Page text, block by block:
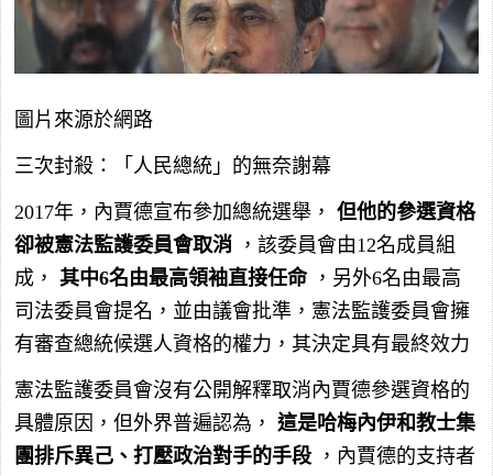
圖片來源於網路
三次封殺：「人民總統」的無奈謝幕
2017年，內賈德宣布參加總統選舉， 但他的參選資格
卻被憲法監護委員會取消
，該委員會由12名成員組
成， 其中6名由最高領袖直接任命 ，另外6名由最高
司法委員會提名，並由議會批準，憲法監護委員會擁
有審查總統候選人資格的權力，其決定具有最終效力
憲法監護委員會沒有公開解釋取消內賈德參選資格的
具體原因，但外界普遍認為， 這是哈梅內伊和教士集
團排斥異己、打壓政治對手的手段 ，內賈德的支持者